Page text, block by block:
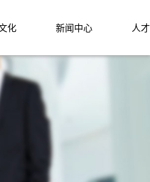
化 新闻中心 人